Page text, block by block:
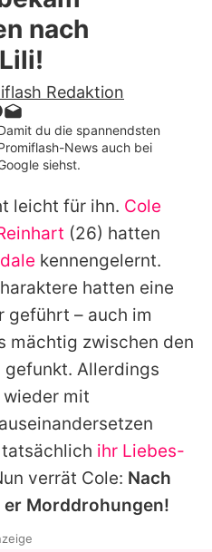
Promiflash
Jobs
Richtlinien
nach
Redaktion
du die spannendsten
News auch bei
siehst.
leicht für ihn. Cole
(26) hatten
kennengelernt.
hatten eine
geführt – auch im
mächtig zwischen den
gefunkt. Allerdings
mit
ihr Liebes-
verrät Cole: Nach
Morddrohungen!